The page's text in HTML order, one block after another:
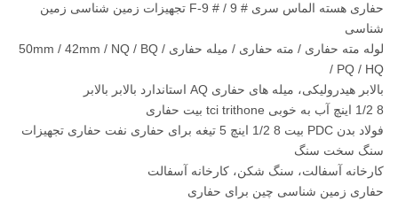
حفاری هسته الماس سری # 9 / # 9-F تجهیزات زمین شناسی زمین
شناسی
لوله مته حفاری / مته حفاری / میله حفاری / 50mm / 42mm / NQ / BQ
/ PQ / HQ
بالابر هیدرولیکی، میله های حفاری AQ استاندارد بالابر بالابر
8 1/2 اینچ آب به خوبی tci trithone بیت حفاری
فولاد بدن PDC بیت 8 1/2 اینچ 5 تیغه برای حفاری نفت حفاری تجهیزات
سنگ سخت سنگ
کارخانه آسفالت، سنگ شکن، کارخانه آسفالت
حفاری زمین شناسی چین برای حفاری